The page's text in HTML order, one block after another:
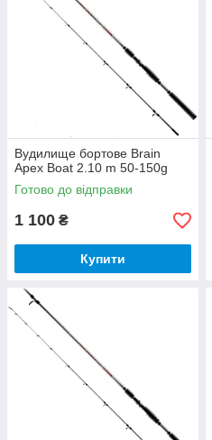
Вудилище бортове Brain
Apex Boat 2.10 m 50-150g
Готово до відправки
1 100 ₴
Купити